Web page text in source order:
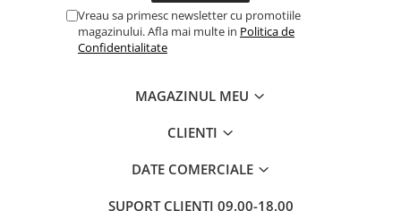
Vreau sa primesc newsletter cu promotiile
magazinului. Afla mai multe in Politica de
Confidentialitate
MAGAZINUL MEU
CLIENTI
DATE COMERCIALE
SUPORT CLIENTI 09.00-18.00